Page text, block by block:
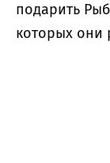
подарить
которых они